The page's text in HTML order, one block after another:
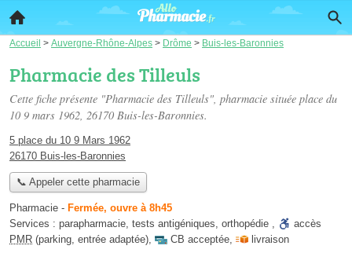
Accueil > Auvergne-Rhône-Alpes > Drôme > Buis-les-Baronnies
Pharmacie des Tilleuls
Cette fiche présente "Pharmacie des Tilleuls", pharmacie située place du
10 9 mars 1962, 26170 Buis-les-Baronnies.
5 place du 10 9 Mars 1962
26170 Buis-les-Baronnies
📞 Appeler cette pharmacie
Pharmacie - Fermée, ouvre à 8h45
Services : parapharmacie, tests antigéniques, orthopédie ,
accès
PMR (parking, entrée adaptée), CB acceptée, livraison